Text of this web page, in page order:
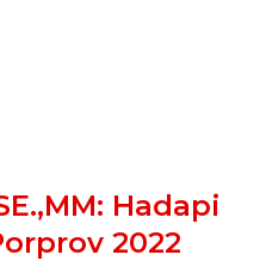
Hadapi
2022